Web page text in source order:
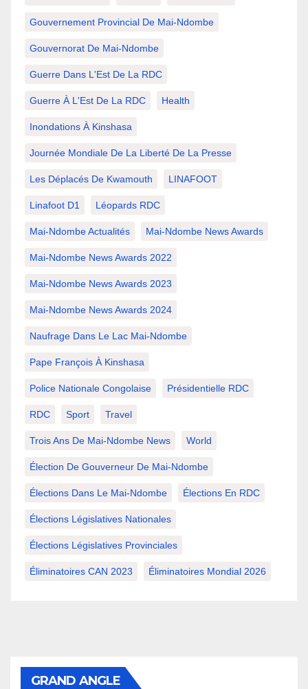
Gouvernement Provincial De Mai-Ndombe
Gouvernorat De Mai-Ndombe
Guerre Dans L'Est De La RDC
Guerre À L'Est De La RDC Health
Inondations À Kinshasa
Journée Mondiale De La Liberté De La Presse
Les Déplacés De Kwamouth LINAFOOT
Linafoot D1 Léopards RDC
Mai-Ndombe Actualités Mai-Ndombe News Awards
Mai-Ndombe News Awards 2022
Mai-Ndombe News Awards 2023
Mai-Ndombe News Awards 2024
Naufrage Dans Le Lac Mai-Ndombe
Pape François À Kinshasa
Police Nationale Congolaise Présidentielle RDC
RDC Sport Travel
Trois Ans De Mai-Ndombe News World
Élection De Gouverneur De Mai-Ndombe
Élections Dans Le Mai-Ndombe Élections En RDC
Élections Législatives Nationales
Élections Législatives Provinciales
Éliminatoires CAN 2023 Éliminatoires Mondial 2026
GRAND ANGLE